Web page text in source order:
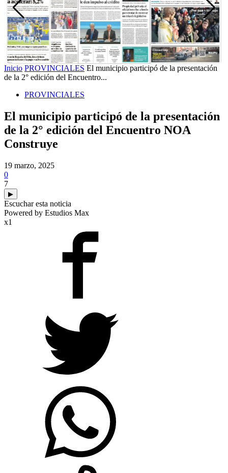
Inicio PROVINCIALES El municipio participó de la presentación
de la 2° edición del Encuentro...
PROVINCIALES
El municipio participó de la presentación
de la 2° edición del Encuentro NOA
Construye
19 marzo, 2025
0
7
▶
Escuchar esta noticia
Powered by Estudios Max
x1